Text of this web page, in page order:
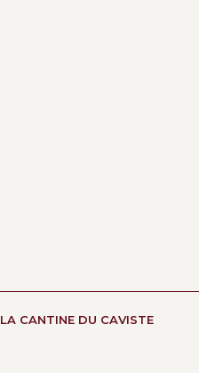
LA CANTINE DU CAVISTE